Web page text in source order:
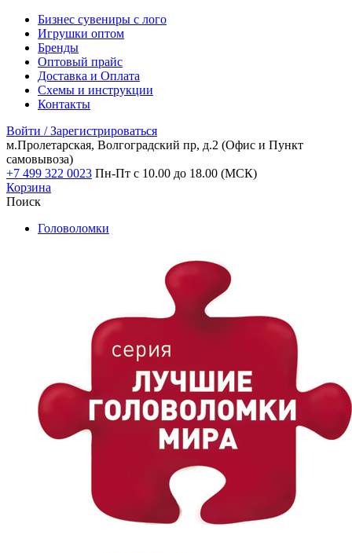
Бизнес сувениры с лого
Игрушки оптом
Бренды
Оптовый прайс
Доставка и Оплата
Схемы и инструкции
Контакты
Войти / Зарегистрироваться
м.Пролетарская, Волгоградский пр, д.2 (Офис и Пункт
самовывоза)
+7 499 322 0023 Пн-Пт с 10.00 до 18.00 (МСК)
Корзина
Поиск
Головоломки